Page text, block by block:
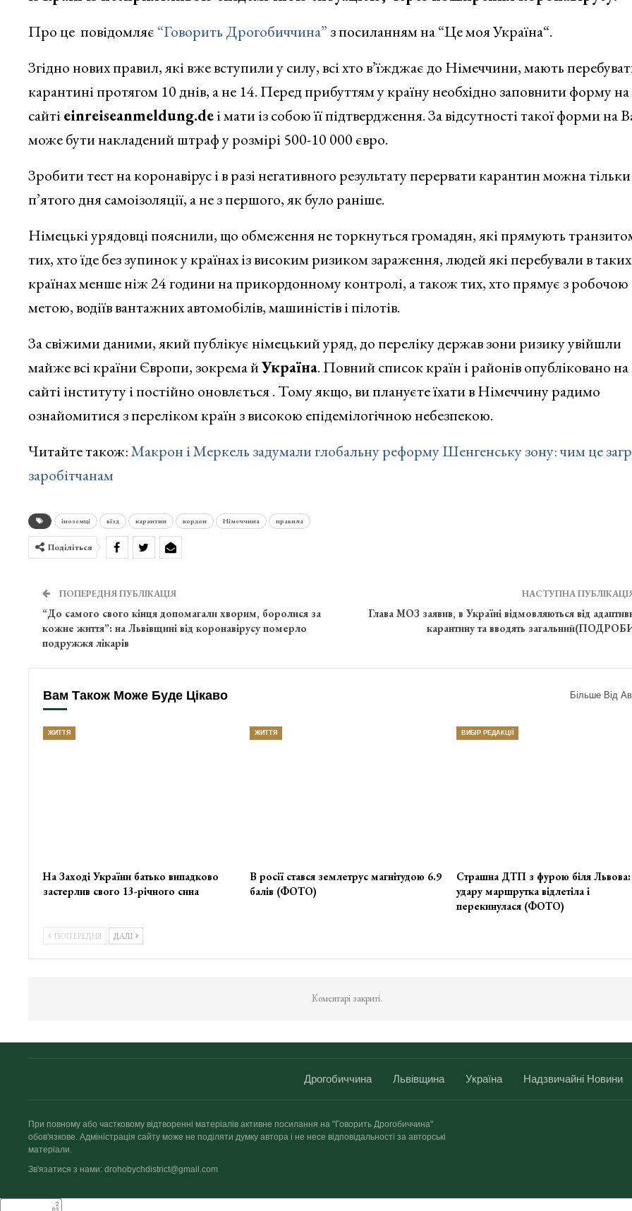
Про це повідомляє “Говорить Дрогобиччина” з посиланням на “Це моя Україна“.
Згідно нових правил, які вже вступили у силу, всі хто в’їжджає до Німеччини, мають
карантині протягом 10 днів, а не 14. Перед прибуттям у країну необхідно заповнити форму на
сайтіeinreiseanmeldung.deі мати із собою її підтвердження. За відсутності такої форми на
може бути накладений штраф у розмірі 500-10 000 євро.
Зробити тест на коронавірус і в разі негативного результату перервати карантин можна тільки
п’ятого дня самоізоляції, а не з першого, як було раніше.
Німецькі урядовці пояснили, що обмеження не торкнуться громадян, які прямують
тих, хто їде без зупинок у країнах із високим ризиком зараження, людей які перебували в таких
країнах менше ніж 24 години на прикордонному контролі, а також тих, хто прямує з робочою
метою, водіїв вантажних автомобілів, машиністів і пілотів.
За свіжими даними, який публікує німецький уряд, до переліку держав зони ризику увійшли
майже всі країни Європи, зокрема йУкраїна. Повний список країн і районів опубліковано на
сайті інституту і постійно оновлється . Тому якщо, ви плануєте їхати в Німеччину радимо
ознайомитися з переліком країн з високою епідемілогічною небезпекою.
Читайте також:Макрон і Меркель задумали глобальну реформу Шенгенську зону: чим це
заробітчанам
іноземці вїзд карантин кордон Німеччина правила
Поділіться
ПОПЕРЕДНЯ ПУБЛІКАЦІЯ
“До самого свого кінця допомагали хворим, боролися за
кожне життя”: на Львівщині від коронавірусу померло
подружжя лікарів
НАСТУПНА
Глава МОЗ заявив, в Україні відмовляються від
карантину та вводять
Вам Також Може Буде Цікаво Більше Від
ЖИТТЯ
На Заході України батько випадково
застерлив свого 13-річного сина
ЖИТТЯ
В росії стався землетрус магнітудою 6.9
балів (ФОТО)
ВИБІР РЕДАКЦІЇ
Страшна ДТП з фурою біля Львова:
удару маршрутка відлетіла і
перекинулася (ФОТО)
ПОПЕРЕДНЯ ДАЛІ
Коментарі закриті.
Дрогобиччина Львівщина Україна Надзвичайні Новини
При повному або частковому відтворенні матеріалів активне посилання на "Говорить Дрогобиччина"
обов'язкове. Адміністрація сайту може не поділяти думку автора і не несе відповідальності за авторські
матеріали.
Зв'язатися з нами: drohobychdistrict@gmail.com